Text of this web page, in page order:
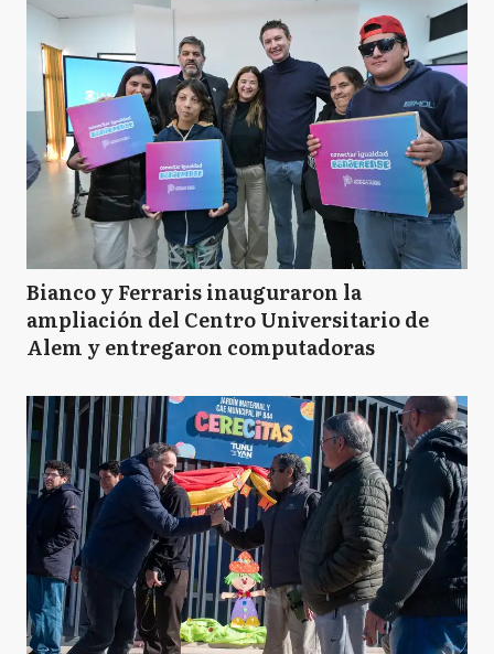
Bianco y Ferraris inauguraron la
ampliación del Centro Universitario de
Alem y entregaron computadoras